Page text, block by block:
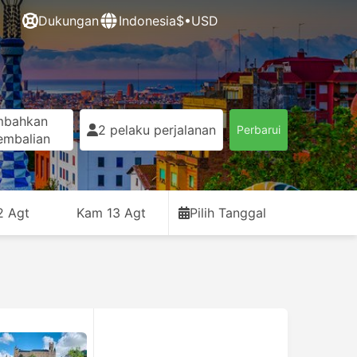
Dukungan Indonesia$•USD
2 pelaku perjalanan Perbarui
Agt Kam 13 Agt Pilih Tanggal